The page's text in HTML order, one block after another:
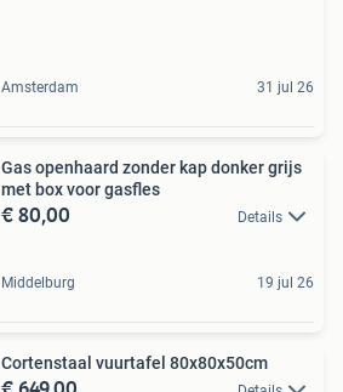
Amsterdam 31 jul 26
Gas openhaard zonder kap donker grijs
met box voor gasfles
€ 80,00 Details
Middelburg 19 jul 26
Cortenstaal vuurtafel 80x80x50cm